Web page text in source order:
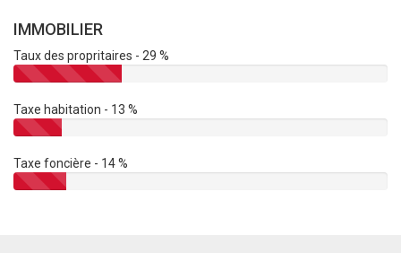
IMMOBILIER
Taux des propritaires - 29 %
Taxe habitation - 13 %
Taxe foncière - 14 %